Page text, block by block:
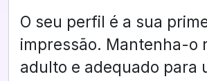
O seu perfil é a sua
impressão. Mantenha-o
adulto e adequado para